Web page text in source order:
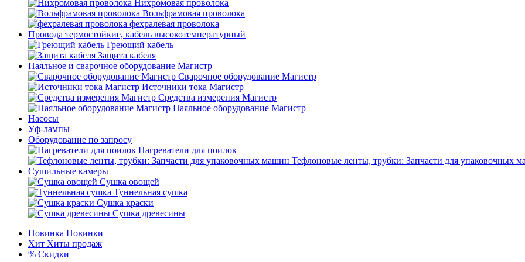
Нихромовая проволока
Вольфрамовая проволока
фехралевая проволока
Провода термостойкие, кабель высокотемпературный
Греющий кабель
Защита кабеля
Паяльное и сварочное оборудование Магистр
Сварочное оборудование Магистр
Источники тока Магистр
Средства измерения Магистр
Паяльное оборудование Магистр
Насосы
Уф-лампы
Оборудование по запросу
Нагреватели для поилок
Тефлоновые ленты, трубки: Запчасти для упаковочных
Сушильные камеры
Сушка овощей
Туннельная сушка
Сушка краски
Сушка древесины
Новинка Новинки
Хит Хиты продаж
% Скидки